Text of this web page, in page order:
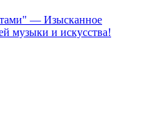
— Изысканное
музыки и искусства!